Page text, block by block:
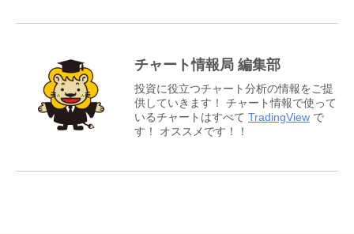
チャート情報局 編集部
投資に役立つチャート分析の情報をご提
供していきます！ チャート情報で使って
いるチャートはすべて TradingView で
す！ オススメです！！